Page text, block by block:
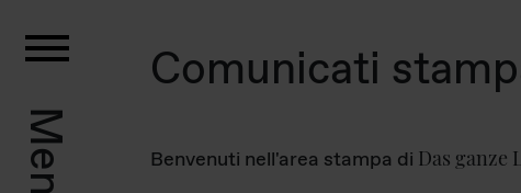
Menu
Comunicati
Benvenuti nell'area stampa di Das ganze